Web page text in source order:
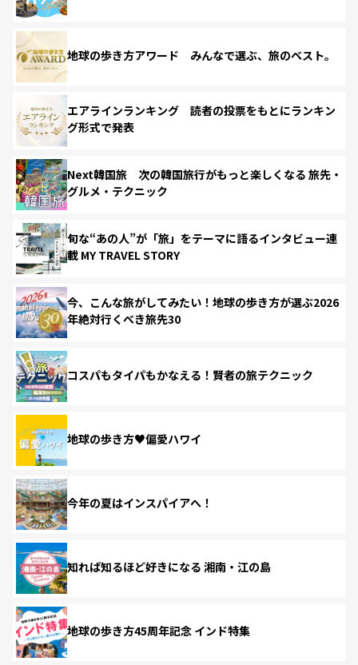
地球の歩き方アワード みんなで選ぶ、旅のベスト。
エアラインランキング 読者の投票をもとにランキン
グ形式で発表
Next韓国旅 次の韓国旅行がもっと楽しくなる 旅先・
グルメ・テクニック
旬な“あの人”が「旅」をテーマに語るインタビュー連
載 MY TRAVEL STORY
今、こんな旅がしてみたい！地球の歩き方が選ぶ2026
年絶対行くべき旅先30
コスパもタイパもかなえる！賢者の旅テクニック
地球の歩き方♥偏愛ハワイ
今年の夏はインスパイアへ！
知れば知るほど好きになる 湘南・江の島
地球の歩き方45周年記念 インド特集